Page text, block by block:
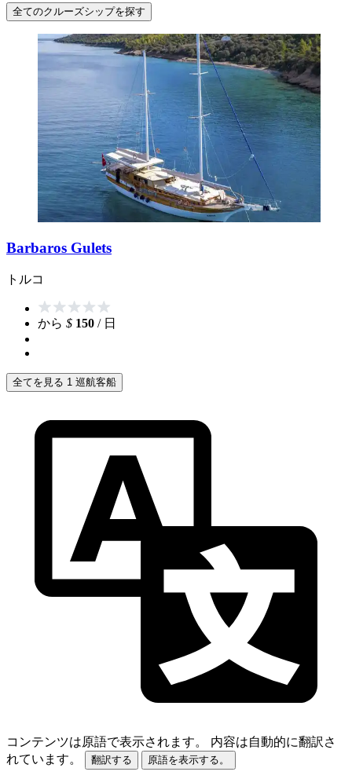
全てのクルーズシップを探す
Barbaros Gulets
トルコ
から $ 150 / 日
全てを見る 1 巡航客船
コンテンツは原語で表示されます。
内容は自動的に翻訳さ
れています。
翻訳する 原語を表示する。